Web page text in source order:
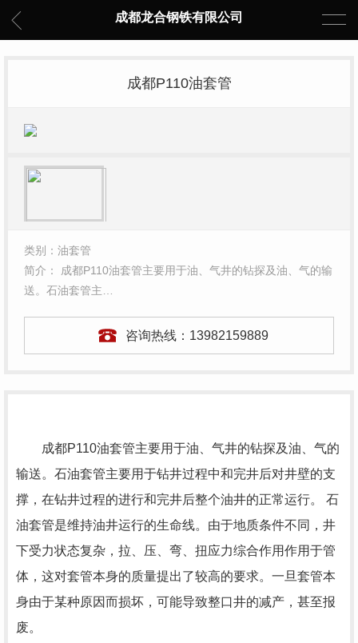
成都龙合钢铁有限公司
成都P110油套管
类别：油套管
简介： 成都P110油套管主要用于油、气井的钻探及油、气的输
送。石油套管主…
咨询热线： 13982159889
成都P110油套管主要用于油、气井的钻探及油、气的
输送。石油套管主要用于钻井过程中和完井后对井壁的支
撑，在钻井过程的进行和完井后整个油井的正常运行。 石
油套管是维持油井运行的生命线。由于地质条件不同，井
下受力状态复杂，拉、压、弯、扭应力综合作用作用于管
体，这对套管本身的质量提出了较高的要求。一旦套管本
身由于某种原因而损坏，可能导致整口井的减产，甚至报
废。